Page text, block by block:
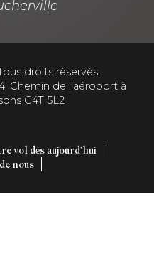
droits réservés.
Chemin de l'aéroport à
G4T 5L2
vol dès aujourd'hui
nous